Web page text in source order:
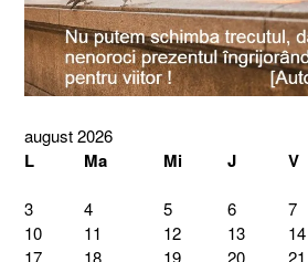
august 2026
L Ma Mi J V
3
4 5 6 7
10
11 12 13 14